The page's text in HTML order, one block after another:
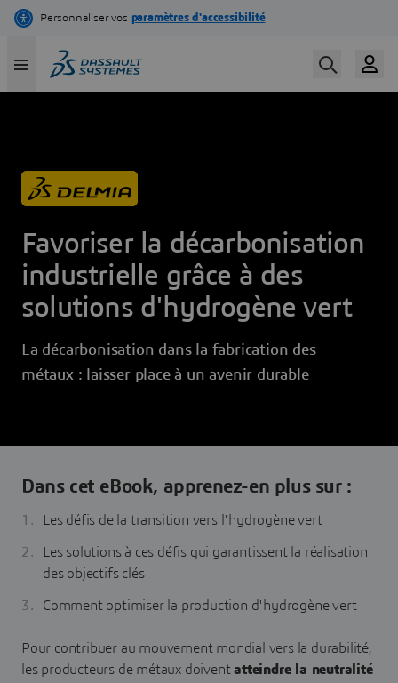
Aller
principal
Favoriser la décarbonisation
industrielle grâce à des
solutions d'hydrogène vert
La décarbonisation dans la fabrication des
métaux : laisser place à un avenir durable
Dans cet eBook, apprenez-en plus sur :
Les défis de la transition vers l'hydrogène vert
Les solutions à ces défis qui garantissent la réalisation
des objectifs clés
Comment optimiser la production d'hydrogène vert
Pour contribuer au mouvement mondial vers la durabilité,
les producteurs de métaux doiventatteindre la neutralité